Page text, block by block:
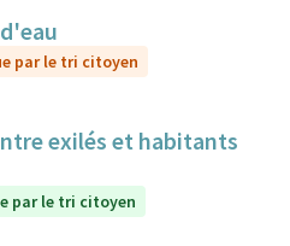
par le tri citoyen
exilés et habitants
par le tri citoyen